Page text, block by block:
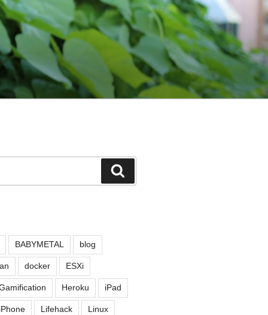
索
BABYMETAL blog
docker ESXi
Heroku iPad
Lifehack Linux